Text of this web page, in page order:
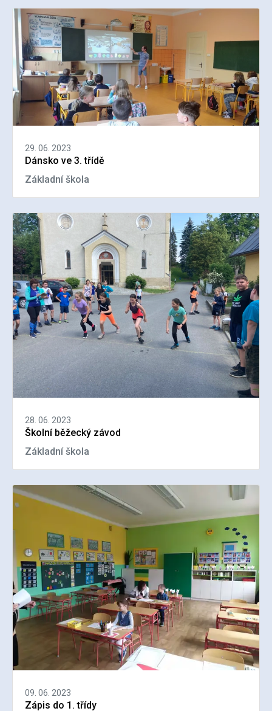
29. 06. 2023
Dánsko ve 3. třídě
Základní škola
28. 06. 2023
Školní běžecký závod
Základní škola
09. 06. 2023
Zápis do 1. třídy